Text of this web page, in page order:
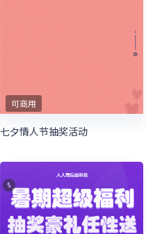
可商用
七夕情人节抽奖活动